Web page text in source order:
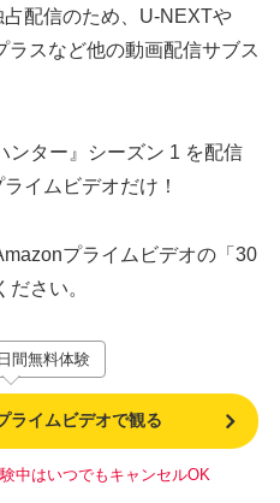
配信のため、U-NEXTや
スなど他の動画配信サブス
ンター』シーズン 1 を配信
イムビデオだけ！
プライムビデオの「30
さい。
間無料体験
ライムビデオで観る
中はいつでもキャンセルOK